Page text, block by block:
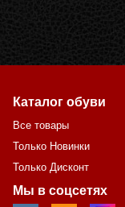
Каталог обуви
Все товары
Только Новинки
Только Дисконт
Мы в соцсетях